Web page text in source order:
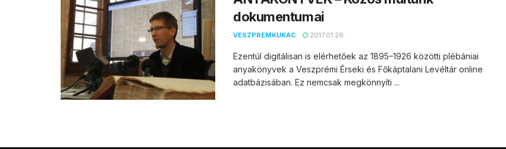
dokumentumai
VESZPREMKUKAC 2017.01.26.
Ezentúl digitálisan is elérhetőek az 1895–1926 közötti plébániai
anyakönyvek a Veszprémi Érseki és Főkáptalani Levéltár online
adatbázisában. Ez nemcsak megkönnyíti ...